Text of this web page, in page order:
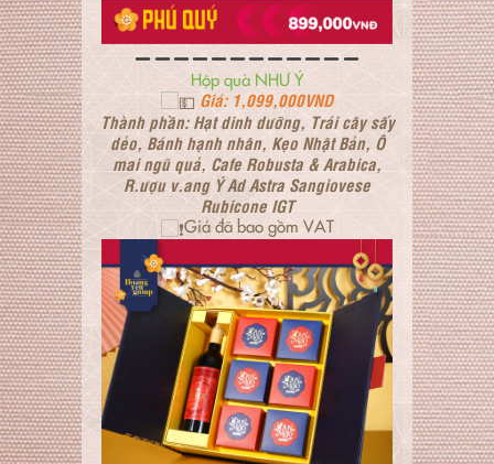
Hộp quà NHƯ Ý
Giá: 1,099,000VND
Thành phần: Hạt dinh dưỡng, Trái cây sấy
dẻo, Bánh hạnh nhân, Kẹo Nhật Bản, Ô
mai ngũ quả, Cafe Robusta & Arabica,
R.ượu v.ang Ý Ad Astra Sangiovese
Rubicone IGT
Giá đã bao gồm VAT